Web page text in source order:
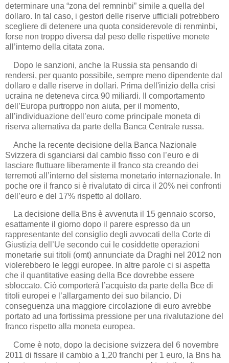
determinare una “zona del remninbi” simile a quella del
dollaro. In tal caso, i gestori delle riserve ufficiali potrebbero
scegliere di detenere una quota considerevole di renminbi,
forse non troppo diversa dal peso delle rispettive monete
all’interno della citata zona.
Dopo le sanzioni, anche la Russia sta pensando di
rendersi, per quanto possibile, sempre meno dipendente dal
dollaro e dalle riserve in dollari. Prima dell'inizio della crisi
ucraina ne deteneva circa 90 miliardi. Il comportamento
dell’Europa purtroppo non aiuta, per il momento,
all’individuazione dell’euro come principale moneta di
riserva alternativa da parte della Banca Centrale russa.
Anche la recente decisione della Banca Nazionale
Svizzera di sganciarsi dal cambio fisso con l’euro e di
lasciare fluttuare liberamente il franco sta creando dei
terremoti all’interno del sistema monetario internazionale. In
poche ore il franco si è rivalutato di circa il 20% nei confronti
dell’euro e del 17% rispetto al dollaro.
La decisione della Bns è avvenuta il 15 gennaio scorso,
esattamente il giorno dopo il parere espresso da un
rappresentante del consiglio degli avvocati della Corte di
Giustizia dell’Ue secondo cui le cosiddette operazioni
monetarie sui titoli (omt) annunciate da Draghi nel 2012 non
violerebbero le leggi europee. In altre parole ci si aspetta
che il quantitative easing della Bce dovrebbe essere
sbloccato. Ciò comporterà l’acquisto da parte della Bce di
titoli europei e l’allargamento dei suo bilancio. Di
conseguenza una maggiore circolazione di euro avrebbe
portato ad una fortissima pressione per una rivalutazione del
franco rispetto alla moneta europea.
Come è noto, dopo la decisione svizzera del 6 novembre
2011 di fissare il cambio a 1,20 franchi per 1 euro, la Bns ha